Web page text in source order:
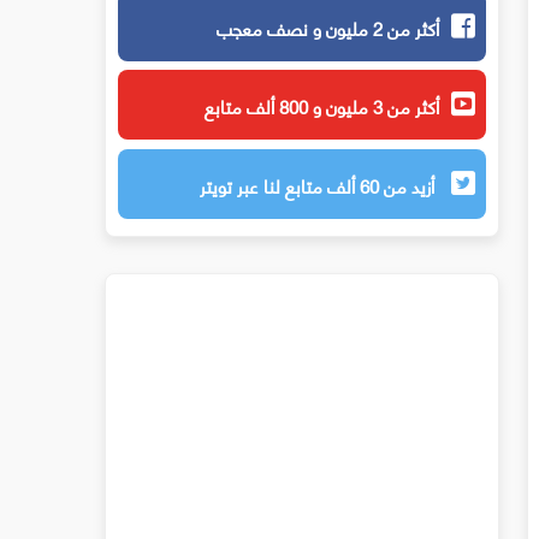
أكثر من 2 مليون و نصف معجب
أكثر من 3 مليون و 800 ألف متابع
أزيد من 60 ألف متابع لنا عبر تويتر